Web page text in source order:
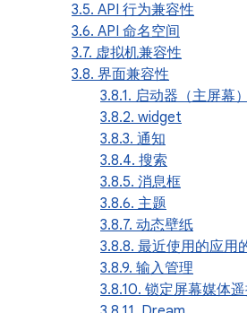
3.5. API 行为兼容性
3.6. API 命名空间
3.7. 虚拟机兼容性
3.8. 界面兼容性
3.8.1. 启动器（主屏幕）
3.8.2. widget
3.8.3. 通知
3.8.4. 搜索
3.8.5. 消息框
3.8.6. 主题
3.8.7. 动态壁纸
3.8.8. 最近使用的应用
3.8.9. 输入管理
3.8.10. 锁定屏幕媒体